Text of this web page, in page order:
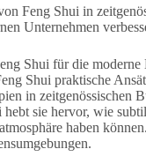
Feng Shui in
Unternehmen
Shui für die
Shui praktische
in zeitgenössischen
sie hervor, wie
haben